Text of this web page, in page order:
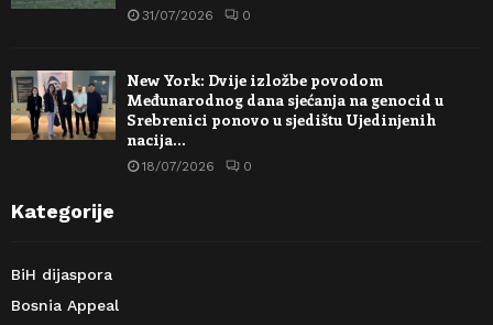
31/07/2026 0
New York: Dvije izložbe povodom
Međunarodnog dana sjećanja na genocid u
Srebrenici ponovo u sjedištu Ujedinjenih
nacija…
18/07/2026 0
Kategorije
BiH dijaspora
Bosnia Appeal